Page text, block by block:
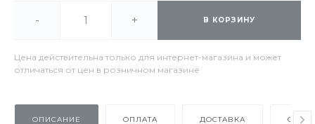
- + В КОРЗИНУ
Цена действительна только для интернет-магазина и может
отличаться от цен в розничном магазине
ОПИСАНИЕ ОПЛАТА ДОСТАВКА